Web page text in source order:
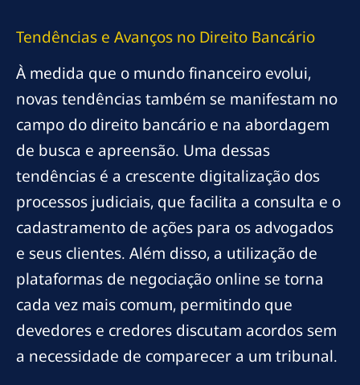
Tendências e Avanços no Direito Bancário
À medida que o mundo financeiro evolui,
novas tendências também se manifestam no
campo do direito bancário e na abordagem
de busca e apreensão. Uma dessas
tendências é a crescente digitalização dos
processos judiciais, que facilita a consulta e o
cadastramento de ações para os advogados
e seus clientes. Além disso, a utilização de
plataformas de negociação online se torna
cada vez mais comum, permitindo que
devedores e credores discutam acordos sem
a necessidade de comparecer a um tribunal.